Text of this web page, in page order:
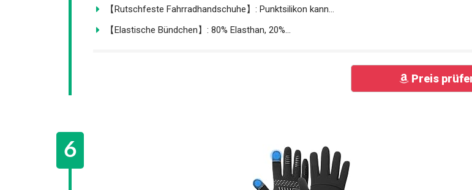
【Rutschfeste Fahrradhandschuhe】: Punktsilikon kann...
【Elastische Bündchen】: 80% Elasthan, 20%...
Preis prüfen